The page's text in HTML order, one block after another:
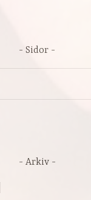
Sidor
Arkiv